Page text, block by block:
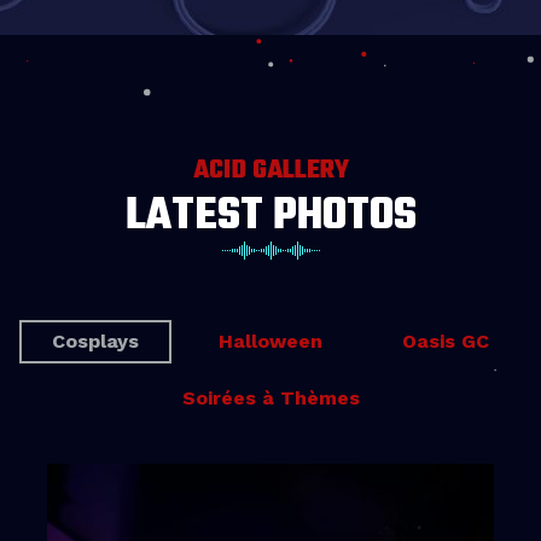
ACID GALLERY
LATEST PHOTOS
Cosplays Halloween Oasis GC
Soirées à Thèmes